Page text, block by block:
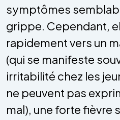
symptômes
grippe. Cependant,
rapidement vers un
(qui se manifeste
irritabilité chez les
ne peuvent pas
mal), une forte fièvre